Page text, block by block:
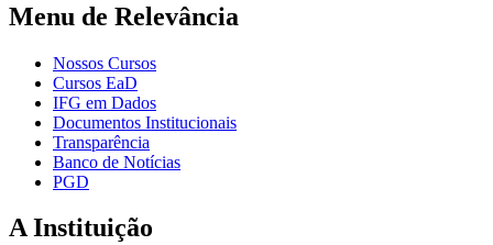
Menu de Relevância
Nossos Cursos
Cursos EaD
IFG em Dados
Documentos Institucionais
Transparência
Banco de Notícias
PGD
A Instituição